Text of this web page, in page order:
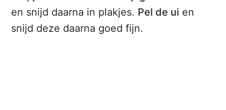
en snijd daarna in plakjes. Pel de ui en
snijd deze daarna goed fijn.